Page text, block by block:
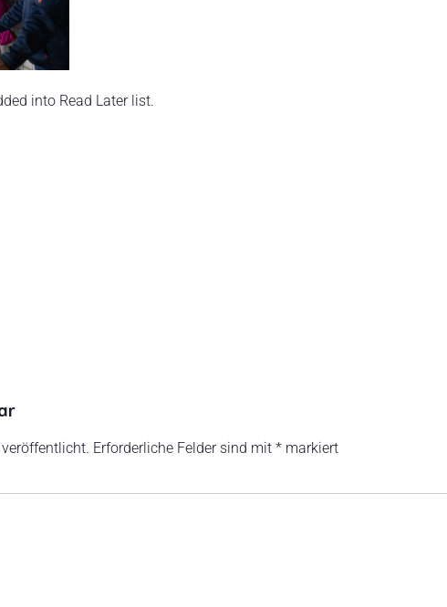
into Read Later list.
Erforderliche Felder sind mit * markiert